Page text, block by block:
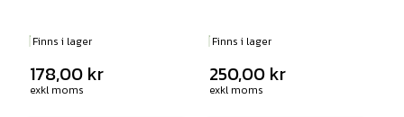
Finns i lager
178,00 kr
exkl moms
Finns i lager
250,00 kr
exkl moms